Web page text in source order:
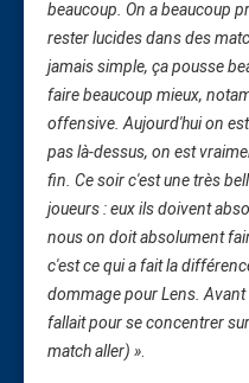
beaucoup. On a beaucoup
rester lucides dans des
jamais simple, ça pousse
faire beaucoup mieux,
offensive. Aujourd'hui on
pas là-dessus, on est
fin. Ce soir c'est une très
joueurs : eux ils doivent
nous on doit absolument
c'est ce qui a fait la
dommage pour Lens. Avant
fallait pour se concentrer
match aller) »